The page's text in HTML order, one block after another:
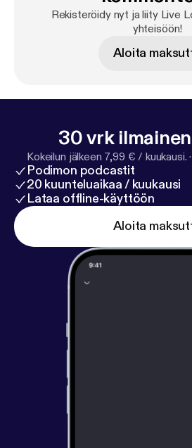
Rekisteröidy nyt ja liity Live
yhteisöön!
Aloita
30 vrk
Kokeilun jälkeen 7,99 € / kuukausi. ·
Podimon podcastit
20 kuunteluaikaa / kuukausi
Lataa offline-käyttöön
Aloita